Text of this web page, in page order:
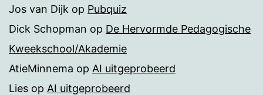
Jos van Dijk op Pubquiz
Dick Schopman op De Hervormde Pedagogische
Kweekschool/Akademie
AtieMinnema op AI uitgeprobeerd
Lies op AI uitgeprobeerd